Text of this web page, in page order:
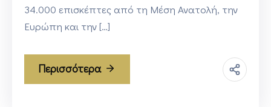
34.000 επισκέπτες από τη Μέση Ανατολή, την
Ευρώπη και την […]
Περισσότερα